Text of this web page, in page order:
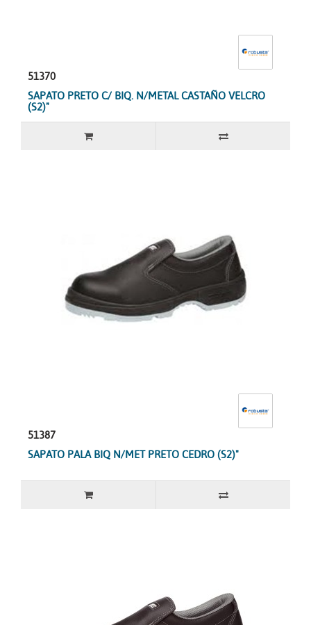
51370
SAPATO PRETO C/ BIQ. N/METAL CASTAÑO VELCRO
(S2)"
51387
SAPATO PALA BIQ N/MET PRETO CEDRO (S2)"